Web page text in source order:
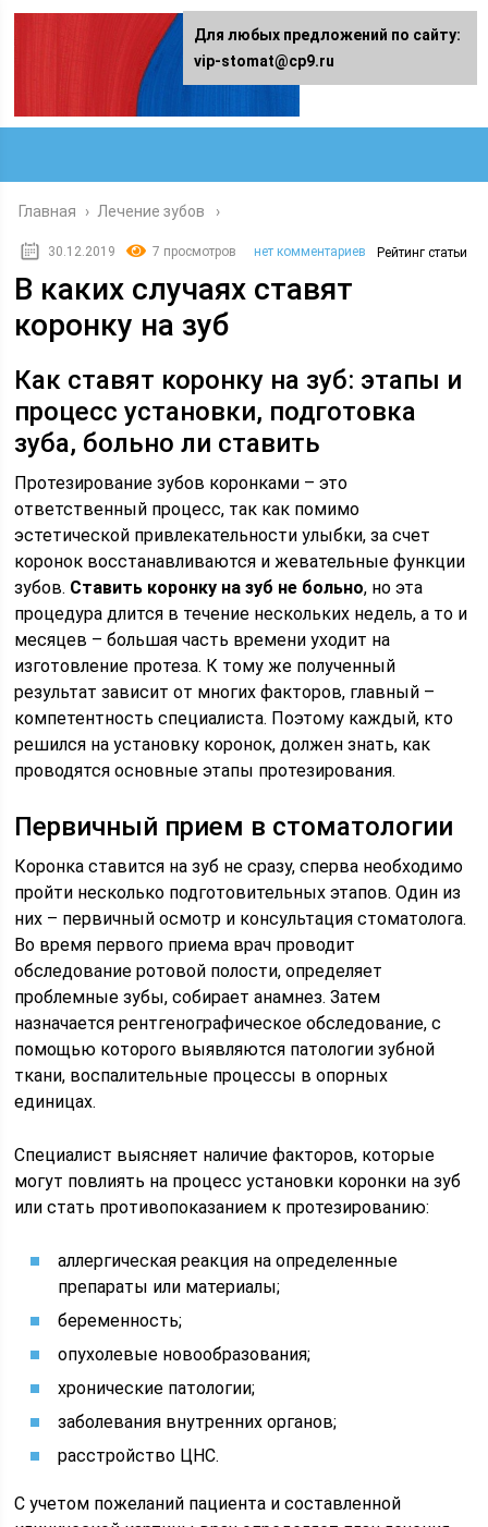
Главная › Лечение зубов
30.12.2019 7 просмотров нет комментариев Рейтинг статьи
В каких случаях ставят
коронку на зуб
Как ставят коронку на зуб: этапы и
процесс установки, подготовка
зуба, больно ли ставить
Протезирование зубов коронками – это
ответственный процесс, так как помимо
эстетической привлекательности улыбки, за счет
коронок восстанавливаются и жевательные функции
зубов. Ставить коронку на зуб не больно, но эта
процедура длится в течение нескольких недель, а то и
месяцев – большая часть времени уходит на
изготовление протеза. К тому же полученный
результат зависит от многих факторов, главный –
компетентность специалиста. Поэтому каждый, кто
решился на установку коронок, должен знать, как
проводятся основные этапы протезирования.
Первичный прием в стоматологии
Коронка ставится на зуб не сразу, сперва необходимо
пройти несколько подготовительных этапов. Один из
них – первичный осмотр и консультация стоматолога.
Во время первого приема врач проводит
обследование ротовой полости, определяет
проблемные зубы, собирает анамнез. Затем
назначается рентгенографическое обследование, с
помощью которого выявляются патологии зубной
ткани, воспалительные процессы в опорных
единицах.
Специалист выясняет наличие факторов, которые
могут повлиять на процесс установки коронки на зуб
или стать противопоказанием к протезированию:
аллергическая реакция на определенные
препараты или материалы;
беременность;
опухолевые новообразования;
хронические патологии;
заболевания внутренних органов;
расстройство ЦНС.
С учетом пожеланий пациента и составленной
Для любых предложений по сайту:
vip-stomat@cp9.ru